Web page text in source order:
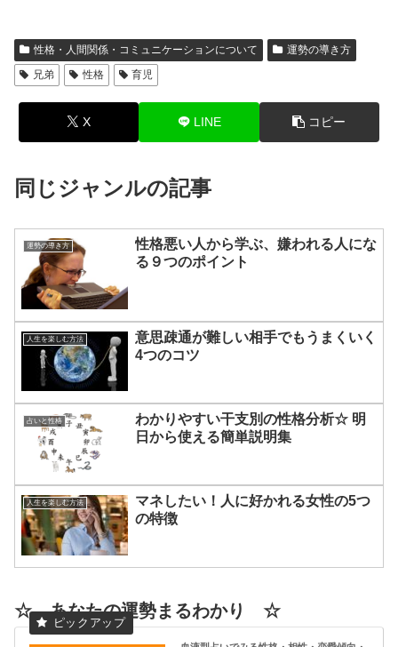
性格・人間関係・コミュニケーションについて
運勢の導き方
兄弟
性格 育児
X LINE コピー
同じジャンルの記事
運勢の導き方
性格悪い人から学ぶ、嫌われる人にな
る９つのポイント
人生を楽しむ方法
意思疎通が難しい相手でもうまくいく
4つのコツ
占いと性格
わかりやすい干支別の性格分析☆ 明
日から使える簡単説明集
人生を楽しむ方法
マネしたい！人に好かれる女性の5つ
の特徴
☆ あなたの運勢まるわかり ☆